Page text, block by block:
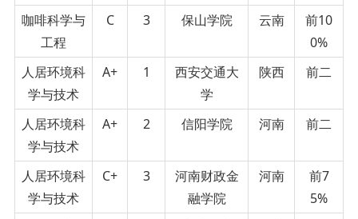
咖啡科学与
工程
C 3 保山学院 云南
前10
0%
人居环境科
学与技术
A+ 1
西安交通大
学
陕西 前二
人居环境科
学与技术
A+ 2 信阳学院 河南 前二
人居环境科
学与技术
C+ 3
河南财政金
融学院
河南
前7
5%